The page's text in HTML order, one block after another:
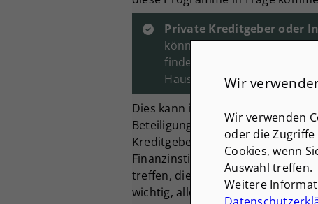
Private Kreditgeber oder
können Sie einen privaten
finden, der bereit ist, das
Hauskauf bereitzustellen.
Dies kann in Form eines privaten
Beteiligung am Haus erfolgen.
Kreditgeber oder Investoren
Finanzinstitutionen und können
treffen, die für beide Seiten
wichtig, alle rechtlichen und
Wir
Wir verwenden
oder die Zugriffe
Cookies, wenn
Auswahl treffen.
Weitere